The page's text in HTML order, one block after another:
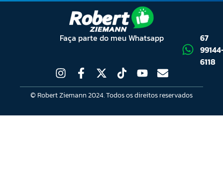
Faça parte do meu Whatsapp
67
6118
© Robert Ziemann 2024. Todos os direitos reservados